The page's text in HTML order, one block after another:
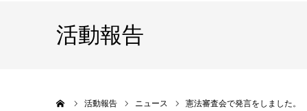
活動報告
活動報告 ニュース 憲法審査会で発言をしました。